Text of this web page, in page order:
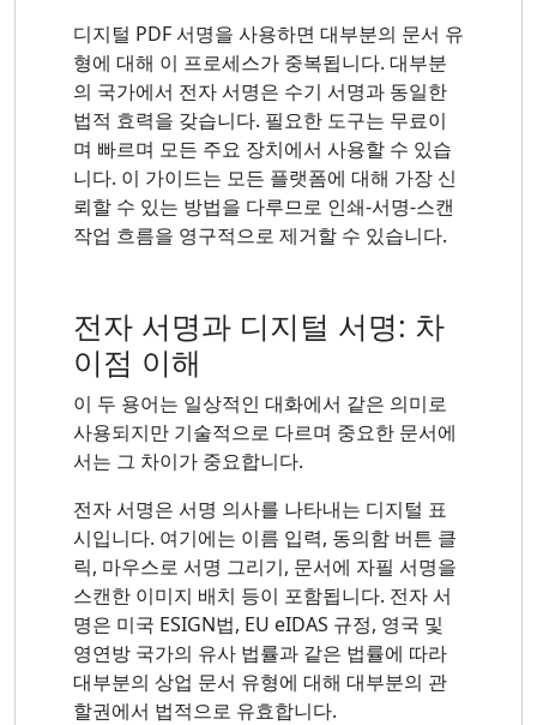
디지털 PDF 서명을 사용하면 대부분의 문서 유
형에 대해 이 프로세스가 중복됩니다. 대부분
의 국가에서 전자 서명은 수기 서명과 동일한
법적 효력을 갖습니다. 필요한 도구는 무료이
며 빠르며 모든 주요 장치에서 사용할 수 있습
니다. 이 가이드는 모든 플랫폼에 대해 가장 신
뢰할 수 있는 방법을 다루므로 인쇄-서명-스캔
작업 흐름을 영구적으로 제거할 수 있습니다.
전자 서명과 디지털 서명: 차
이점 이해
이 두 용어는 일상적인 대화에서 같은 의미로
사용되지만 기술적으로 다르며 중요한 문서에
서는 그 차이가 중요합니다.
전자 서명은 서명 의사를 나타내는 디지털 표
시입니다. 여기에는 이름 입력, 동의함 버튼 클
릭, 마우스로 서명 그리기, 문서에 자필 서명을
스캔한 이미지 배치 등이 포함됩니다. 전자 서
명은 미국 ESIGN법, EU eIDAS 규정, 영국 및
영연방 국가의 유사 법률과 같은 법률에 따라
대부분의 상업 문서 유형에 대해 대부분의 관
할권에서 법적으로 유효합니다.